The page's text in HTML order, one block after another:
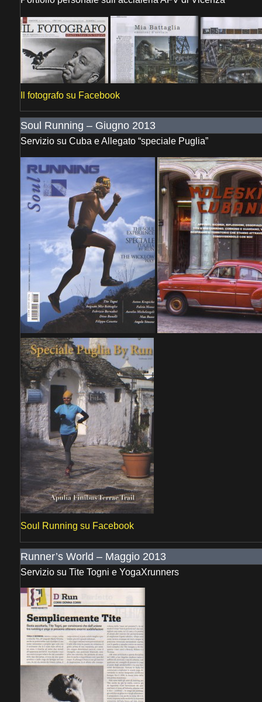
Il fotografo su Facebook
Soul Running – Giugno 2013
Servizio su Cuba e Allegato “speciale Puglia”
Soul Running su Facebook
Runner’s World – Maggio 2013
Servizio su Tite Togni e YogaXrunners